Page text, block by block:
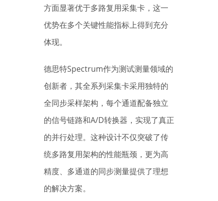
方面显著优于多路复用采集卡，这一
优势在多个关键性能指标上得到充分
体现。
德思特Spectrum作为测试测量领域的
创新者，其全系列采集卡采用独特的
全同步采样架构，每个通道配备独立
的信号链路和A/D转换器，实现了真正
的并行处理。这种设计不仅突破了传
统多路复用架构的性能瓶颈，更为高
精度、多通道的同步测量提供了理想
的解决方案。